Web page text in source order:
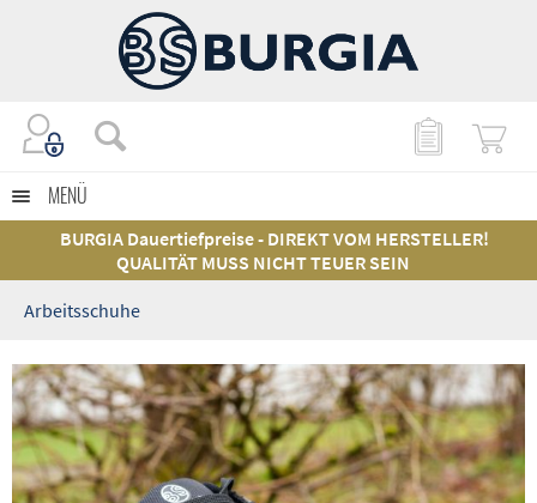
MENÜ
BURGIA Dauertiefpreise - DIREKT VOM HERSTELLER!
QUALITÄT MUSS NICHT TEUER SEIN
Arbeitsschuhe